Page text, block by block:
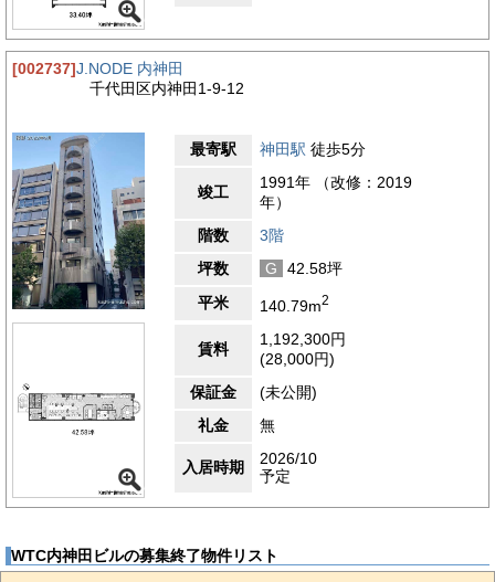
[002737]J.NODE 内神田
千代田区内神田1-9-12
最寄駅 神田駅 徒歩5分
竣工
1991年 （改修：2019
年）
階数
3階
坪数
G
42.58坪
平米
140.79m2
賃料
1,192,300円
(28,000円)
保証金
(未公開)
礼金
無
入居時期
2026/10
予定
WTC内神田ビルの募集終了物件リスト